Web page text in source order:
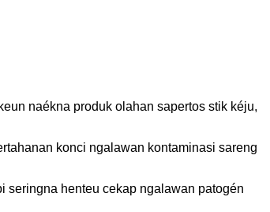
naékna produk olahan sapertos stik kéju,
konci ngalawan kontaminasi sareng
seringna henteu cekap ngalawan patogén